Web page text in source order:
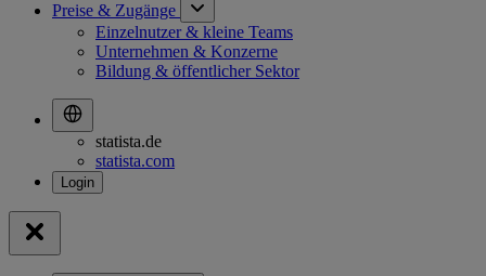
Preise & Zugänge
Einzelnutzer & kleine Teams
Unternehmen & Konzerne
Bildung & öffentlicher Sektor
statista.de
statista.com